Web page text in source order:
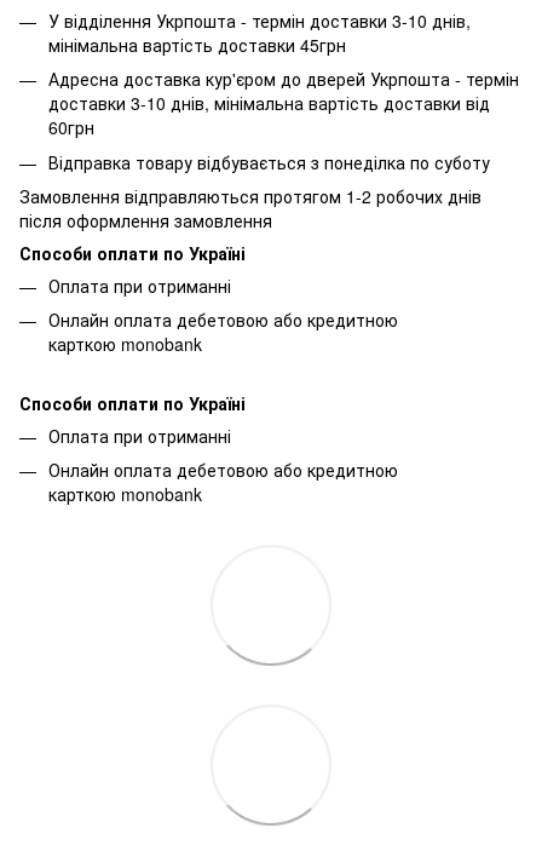
У відділення Укрпошта - термін доставки 3-10 днів,
мінімальна вартість доставки 45грн
Адресна доставка кур'єром до дверей Укрпошта - термін
доставки 3-10 днів, мінімальна вартість доставки від
60грн
Відправка товару відбувається з понеділка по суботу
Замовлення відправляються протягом 1-2 робочих днів
після оформлення замовлення
Способи оплати по Україні
Оплата при отриманні
Онлайн оплата дебетовою або кредитною
карткою monobank
Способи оплати по Україні
Оплата при отриманні
Онлайн оплата дебетовою або кредитною
карткою monobank